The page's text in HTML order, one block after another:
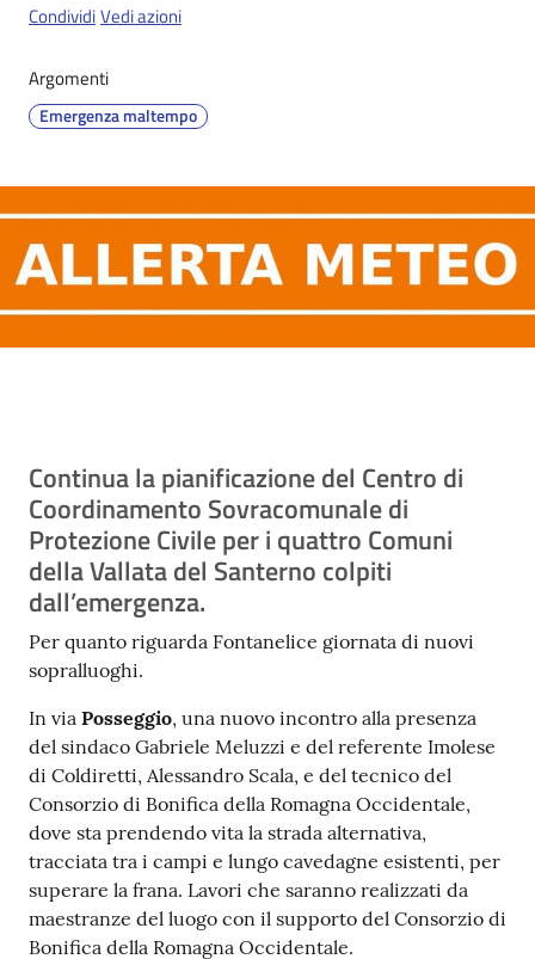
su
CondividiVedi azioni
Argomenti
Emergenza maltempo
Contenuto
Continua la pianificazione del Centro di
Coordinamento Sovracomunale di
Protezione Civile per i quattro Comuni
della Vallata del Santerno colpiti
dall’emergenza.
Per quanto riguarda Fontanelice giornata di nuovi
sopralluoghi.
In via Posseggio, una nuovo incontro alla presenza
del sindaco Gabriele Meluzzi e del referente Imolese
di Coldiretti, Alessandro Scala, e del tecnico del
Consorzio di Bonifica della Romagna Occidentale,
dove sta prendendo vita la strada alternativa,
tracciata tra i campi e lungo cavedagne esistenti, per
superare la frana. Lavori che saranno realizzati da
maestranze del luogo con il supporto del Consorzio di
Bonifica della Romagna Occidentale.